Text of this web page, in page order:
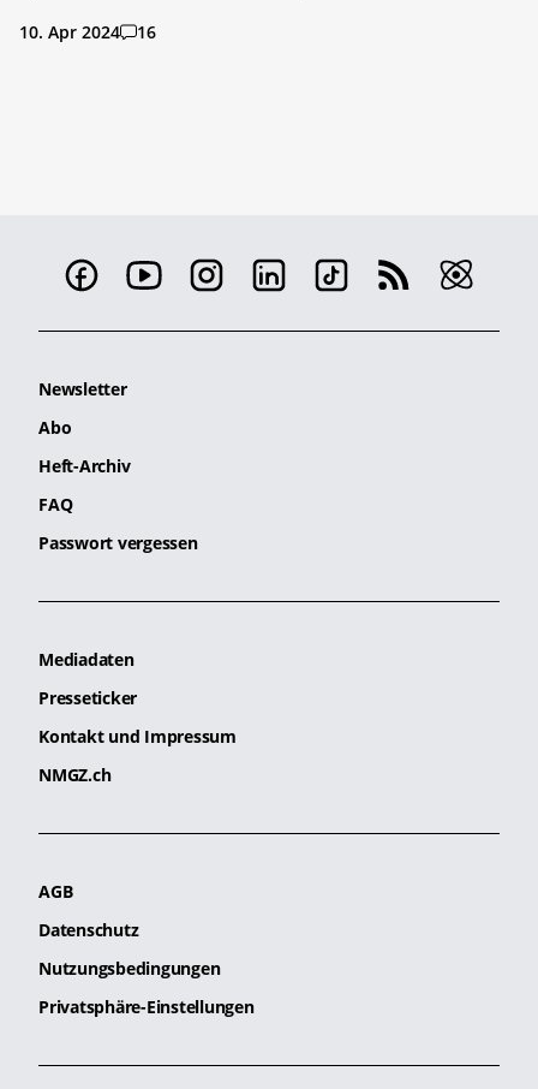
10. Apr 2024 16
Newsletter
Abo
Heft-Archiv
FAQ
Passwort vergessen
Mediadaten
Presseticker
Kontakt und Impressum
NMGZ.ch
AGB
Datenschutz
Nutzungsbedingungen
Privatsphäre-Einstellungen